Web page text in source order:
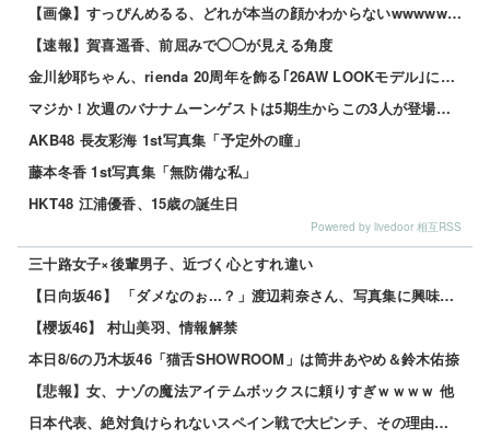
【画像】すっぴんめるる、どれが本当の顔かわからないwwwww 他
【速報】賀喜遥香、前屈みで◯◯が見える角度
金川紗耶ちゃん、rienda 20周年を飾る｢26AW LOOKモデル｣に就任！！！【乃木坂46】
マジか！次週のバナナムーンゲストは5期生からこの3人が登場！！！【乃木坂46】
AKB48 長友彩海 1st写真集「予定外の瞳」
藤本冬香 1st写真集「無防備な私」
HKT48 江浦優香、15歳の誕生日
Powered by livedoor 相互RSS
三十路女子×後輩男子、近づく心とすれ違い
【日向坂46】 「ダメなのぉ...？」渡辺莉奈さん、写真集に興味津々
【櫻坂46】 村山美羽、情報解禁
本日8/6の乃木坂46「猫舌SHOWROOM」は筒井あやめ＆鈴木佑捺
【悲報】女、ナゾの魔法アイテムボックスに頼りすぎｗｗｗｗ 他
日本代表、絶対負けられないスペイン戦で大ピンチ、その理由がこれｗｗｗｗ 他